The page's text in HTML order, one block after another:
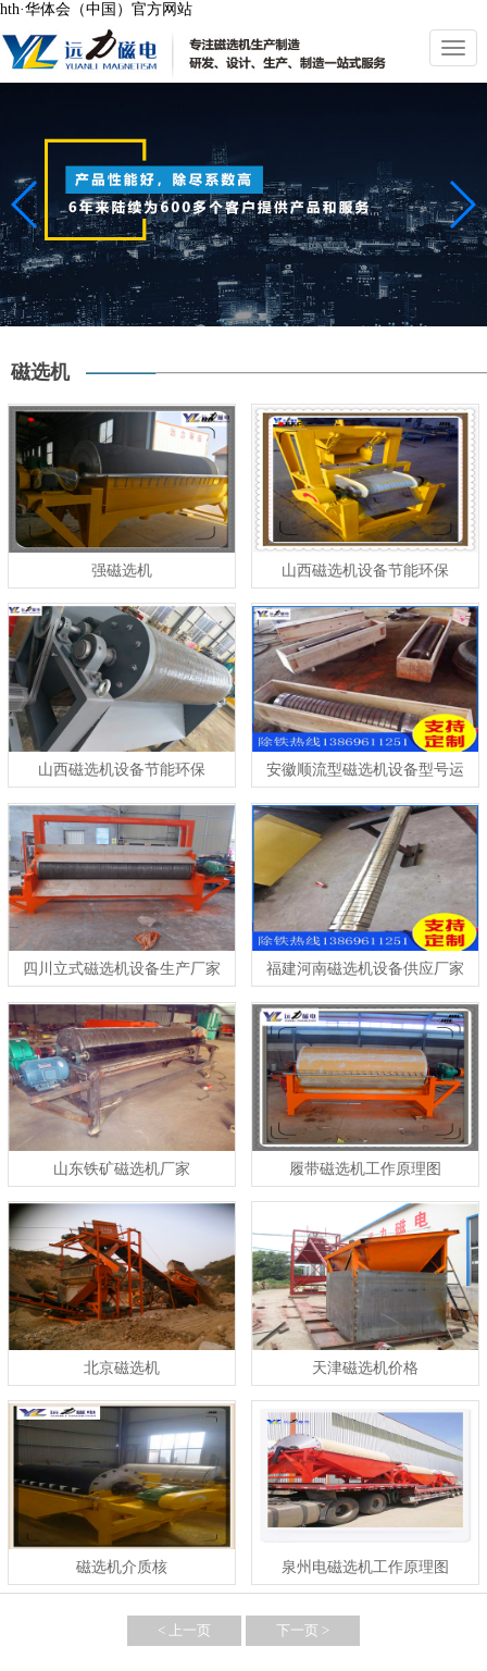
hth·华体会（中国）官方网站
切
换
导
磁选机
强磁选机 山西磁选机设备节能环保
山西磁选机设备节能环保 安徽顺流型磁选机设备型号运
行稳定
四川立式磁选机设备生产厂家 福建河南磁选机设备供应厂家
服务
山东铁矿磁选机厂家 履带磁选机工作原理图
北京磁选机 天津磁选机价格
磁选机介质核 泉州电磁选机工作原理图
< 上一页 下一页 >